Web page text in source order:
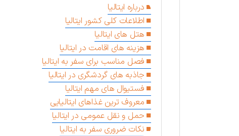
درباره ایتالیا
اطلاعات کلی کشور ایتالیا
هتل های ایتالیا
هزینه های اقامت در ایتالیا
فصل مناسب برای سفر به ایتالیا
جاذبه های گردشگری در ایتالیا
فستیوال های مهم ایتالیا
معروف ترین غذاهای ایتالیایی
حمل و نقل عمومی در ایتالیا
نکات ضروری سفر به ایتالیا